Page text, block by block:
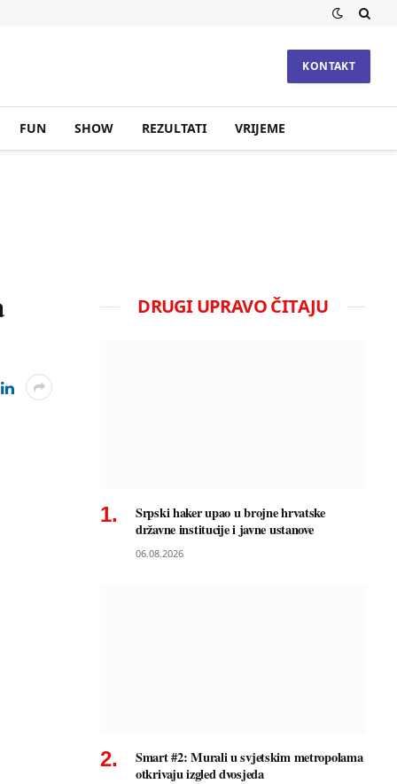
KONTAKT
FUN SHOW REZULTATI VRIJEME
DRUGI UPRAVO ČITAJU
Srpski haker upao u brojne hrvatske
državne institucije i javne ustanove
06.08.2026
Smart #2: Murali u svjetskim metropolama
otkrivaju izgled dvosjeda